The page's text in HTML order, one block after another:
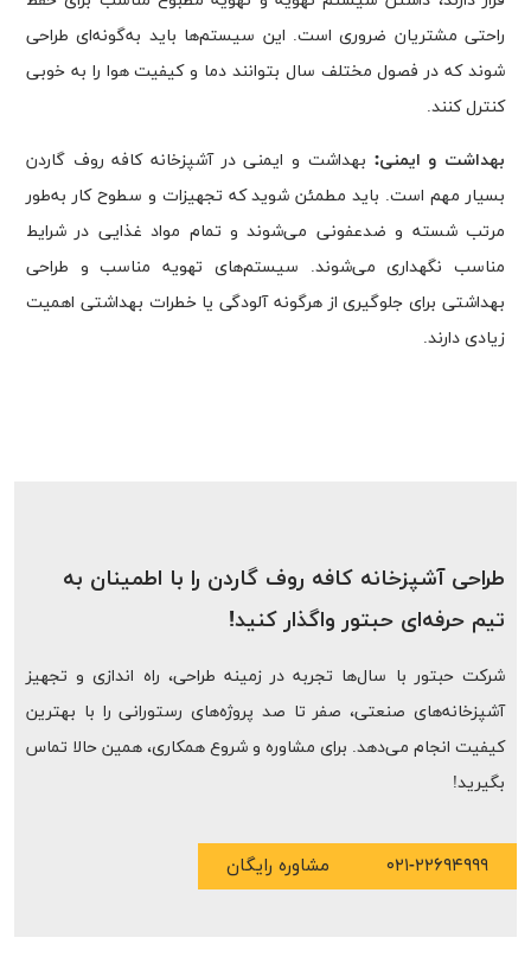
راحتی مشتریان ضروری است. این سیستم‌ها باید به‌گونه‌ای طراحی
شوند که در فصول مختلف سال بتوانند دما و کیفیت هوا را به خوبی
کنترل کنند.
بهداشت و ایمنی: بهداشت و ایمنی در آشپزخانه کافه روف گاردن
بسیار مهم است. باید مطمئن شوید که تجهیزات و سطوح کار به‌طور
مرتب شسته و ضدعفونی می‌شوند و تمام مواد غذایی در شرایط
مناسب نگهداری می‌شوند. سیستم‌های تهویه مناسب و طراحی
بهداشتی برای جلوگیری از هرگونه آلودگی یا خطرات بهداشتی اهمیت
زیادی دارند.
طراحی آشپزخانه کافه روف گاردن را با اطمینان به
تیم حرفه‌ای حبتور واگذار کنید!
شرکت حبتور با سال‌ها تجربه در زمینه طراحی، راه اندازی و تجهیز
آشپزخانه‌های صنعتی، صفر تا صد پروژه‌های رستورانی را با بهترین
کیفیت انجام می‌دهد. برای مشاوره و شروع همکاری، همین حالا تماس
بگیرید!
۰۲۱-۲۲۶۹۴۹۹۹ مشاوره رایگان